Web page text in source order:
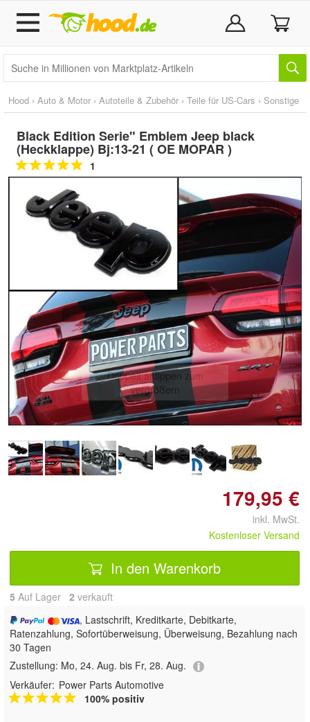
Hood › Auto & Motor › Autoteile & Zubehör › Teile für US-Cars › Sonstige
Black Edition Serie" Emblem Jeep black
(Heckklappe) Bj:13-21 ( OE MOPAR )
1
Doppelt antippen zum
vergrößern
179,95 €
inkl. MwSt.
Kostenloser Versand
In den Warenkorb
5 Auf Lager 2 verkauft
, Lastschrift, Kreditkarte, Debitkarte,
Ratenzahlung, Sofortüberweisung, Überweisung, Bezahlung nach
30 Tagen
Zustellung: Mo, 24. Aug. bis Fr, 28. Aug.
Verkäufer: Power Parts Automotive
100% positiv